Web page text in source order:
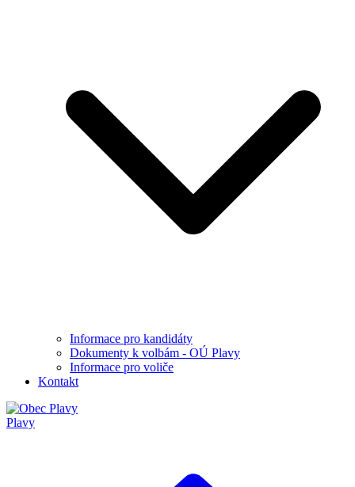
Informace pro kandidáty
Dokumenty k volbám - OÚ Plavy
Informace pro voliče
Kontakt
Plavy